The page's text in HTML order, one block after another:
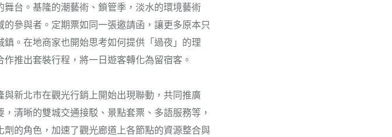
台。基隆的潮藝術、鎖管季，淡水的環境藝術
參與者。定期票如同一張邀請函，讓更多原本只
。在地商家也開始思考如何提供「過夜」的理
推出套裝行程，將一日遊客轉化為留宿客。
新北市在觀光行銷上開始出現聯動，共同推廣
清晰的雙城交通接駁、景點套票、多語服務等，
的角色，加速了觀光廊道上各節點的資源整合與